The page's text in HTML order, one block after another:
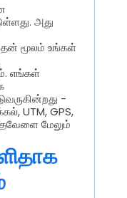
அது
மூலம் உங்கள்
எங்கள்
-
UTM, GPS,
மேலும்